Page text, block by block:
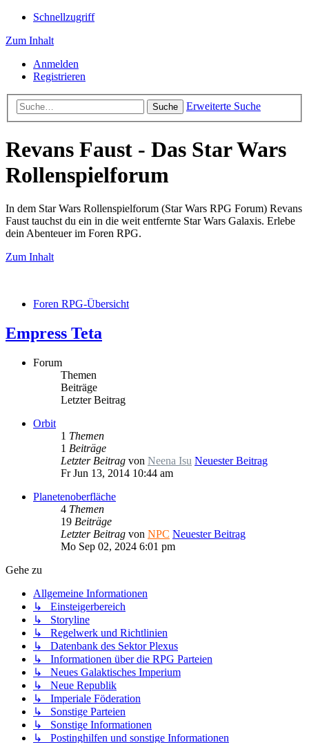
Schnellzugriff
Zum Inhalt
Anmelden
Registrieren
Suche Erweiterte Suche
Revans Faust - Das Star Wars
Rollenspielforum
In dem Star Wars Rollenspielforum (Star Wars RPG Forum) Revans
Faust tauchst du ein in die weit entfernte Star Wars Galaxis. Erlebe
dein Abenteuer im Foren RPG.
Zum Inhalt
Foren RPG-Übersicht
Empress Teta
Forum
Themen
Beiträge
Letzter Beitrag
Orbit
1 Themen
1 Beiträge
Letzter Beitrag von Neena Isu Neuester Beitrag
Fr Jun 13, 2014 10:44 am
Planetenoberfläche
4 Themen
19 Beiträge
Letzter Beitrag von NPC Neuester Beitrag
Mo Sep 02, 2024 6:01 pm
Gehe zu
Allgemeine Informationen
↳ Einsteigerbereich
↳ Storyline
↳ Regelwerk und Richtlinien
↳ Datenbank des Sektor Plexus
↳ Informationen über die RPG Parteien
↳ Neues Galaktisches Imperium
↳ Neue Republik
↳ Imperiale Föderation
↳ Sonstige Parteien
↳ Sonstige Informationen
↳ Postinghilfen und sonstige Informationen